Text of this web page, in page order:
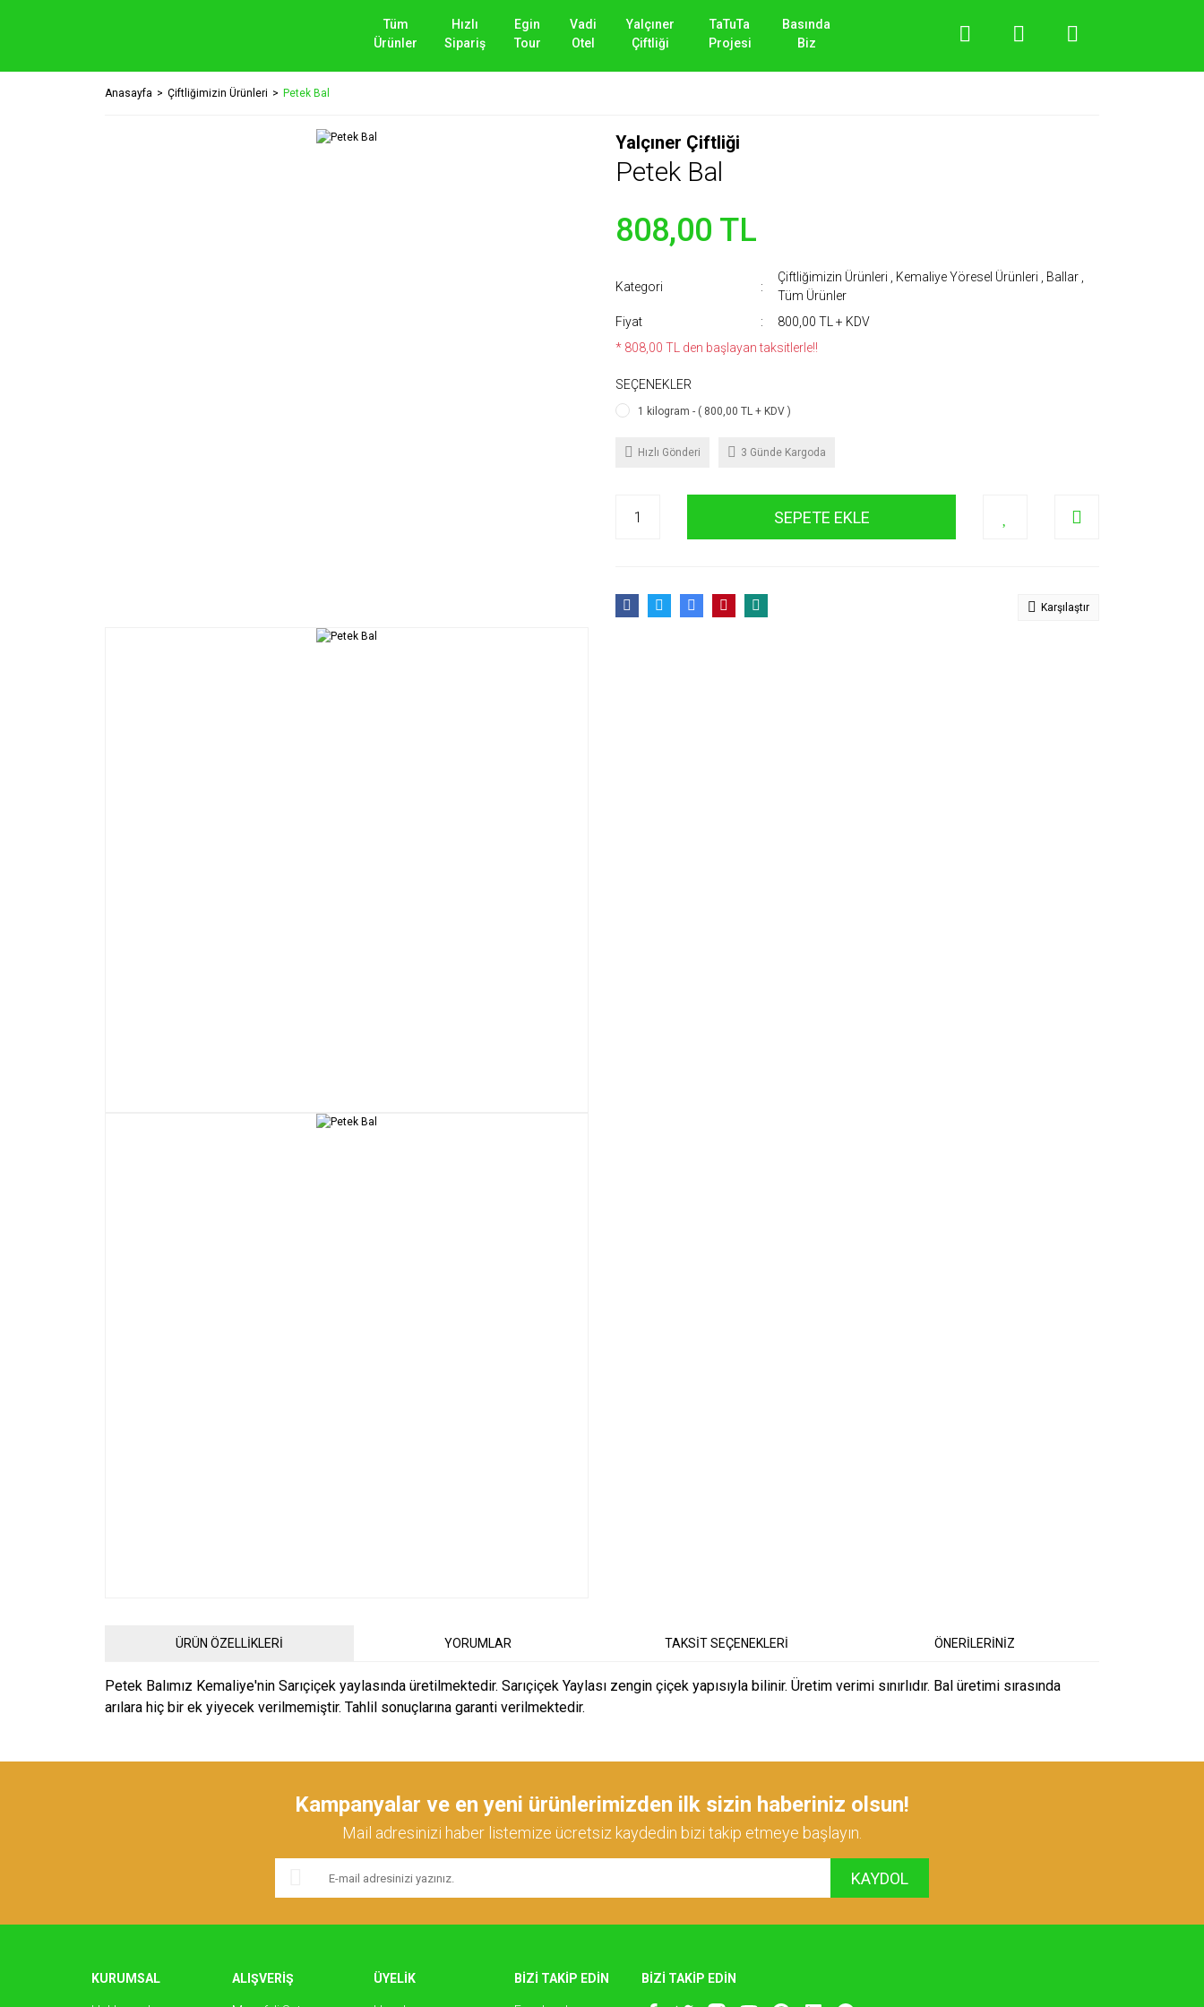
Tüm
Ürünler
Hızlı
Sipariş
Egin
Tour
Vadi
Otel
Yalçıner
Çiftliği
TaTuTa
Projesi
Basında
Biz
Anasayfa Çiftliğimizin Ürünleri Petek Bal
Yalçıner Çiftliği
Petek Bal
808,00 TL
Kategori
Çiftliğimizin Ürünleri Kemaliye Yöresel Ürünleri Ballar
Tüm Ürünler
Fiyat
800,00 TL + KDV
* 808,00 TL den başlayan taksitlerle!!
SEÇENEKLER
1 kilogram - ( 800,00 TL + KDV )
Hızlı Gönderi 3 Günde Kargoda
SEPETE EKLE
Karşılaştır
ÜRÜN ÖZELLİKLERİ YORUMLAR TAKSİT SEÇENEKLERİ ÖNERİLERİNİZ
Petek Balımız Kemaliye'nin Sarıçiçek yaylasında üretilmektedir. Sarıçiçek Yaylası zengin çiçek yapısıyla bilinir. Üretim verimi sınırlıdır. Bal üretimi sırasında
arılara hiç bir ek yiyecek verilmemiştir. Tahlil sonuçlarına garanti verilmektedir.
Yorum Yaz
Ürün resmi kalitesiz, bozuk veya görüntülenemiyor.
Kampanyalar ve en yeni ürünlerimizden ilk sizin haberiniz olsun!
Mail adresinizi haber listemize ücretsiz kaydedin bizi takip etmeye başlayın.
KAYDOL
KURUMSAL ALIŞVERİŞ ÜYELİK BİZİ TAKİP EDİN BİZİ TAKİP EDİN